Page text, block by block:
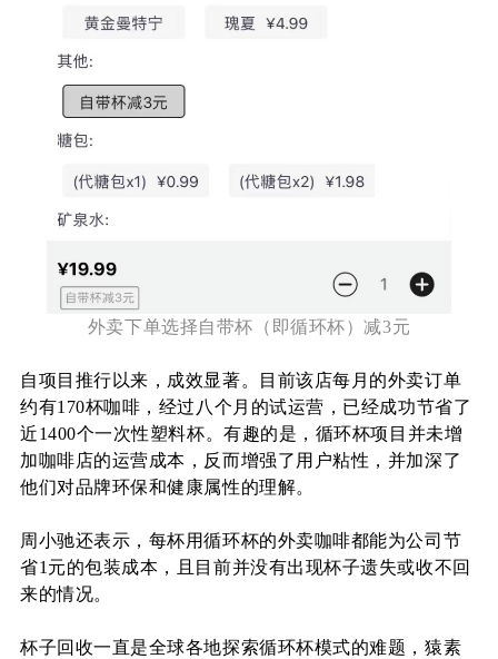
外卖下单选择自带杯（即循环杯）减3元
自项目推行以来，成效显著。目前该店每月的外卖订单
约有170杯咖啡，经过八个月的试运营，已经成功节省了
近1400个一次性塑料杯。有趣的是，循环杯项目并未增
加咖啡店的运营成本，反而增强了用户粘性，并加深了
他们对品牌环保和健康属性的理解。
周小驰还表示，每杯用循环杯的外卖咖啡都能为公司节
省1元的包装成本，且目前并没有出现杯子遗失或收不回
来的情况。
杯子回收一直是全球各地探索循环杯模式的难题，猿素